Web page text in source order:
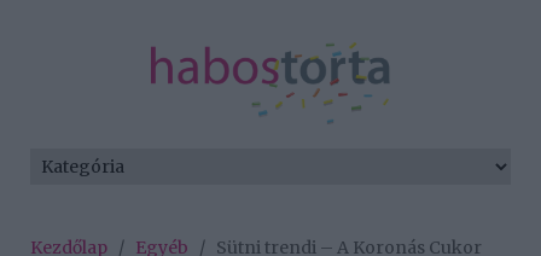
Kezdőlap / Egyéb / Sütni trendi – A Koronás Cukor